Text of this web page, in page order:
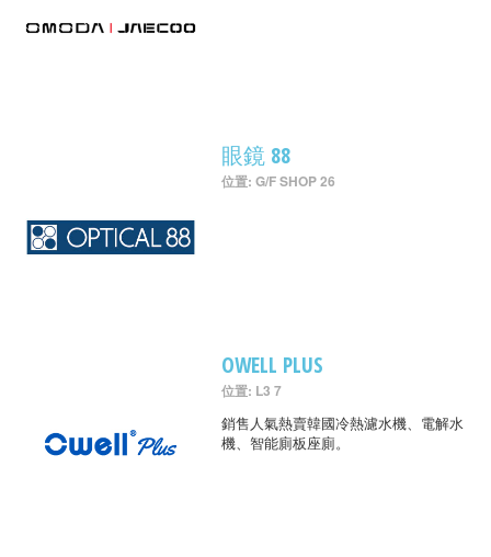
眼鏡 88
位置: G/F SHOP 26
OWELL PLUS
位置: L3 7
銷售人氣熱賣韓國冷熱濾水機、電解水
機、智能廁板座廁。